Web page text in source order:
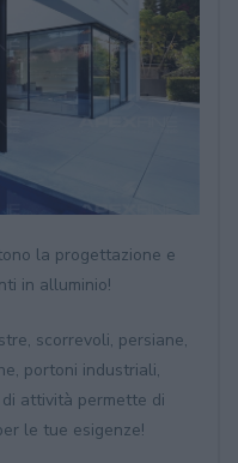
la progettazione e
in alluminio!
scorrevoli, persiane,
portoni industriali,
attività permette di
le tue esigenze!